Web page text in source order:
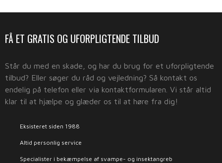
​FÅ ET GRATIS OG UFORPLIGTENDE TILBUD
​Står du med en skade, og har du brug for et uforpligtende
tilbud? Eller søger du råd og vejledning? Så kontakt os
endelig på telefon eller via kontaktformularen. Vi står altid
klar til at hjælpe og glæder os til at høre fra dig!
Eksisteret siden 1988
Altid personlig service
Specialister i bekæmpelse af svampe- og insektangreb